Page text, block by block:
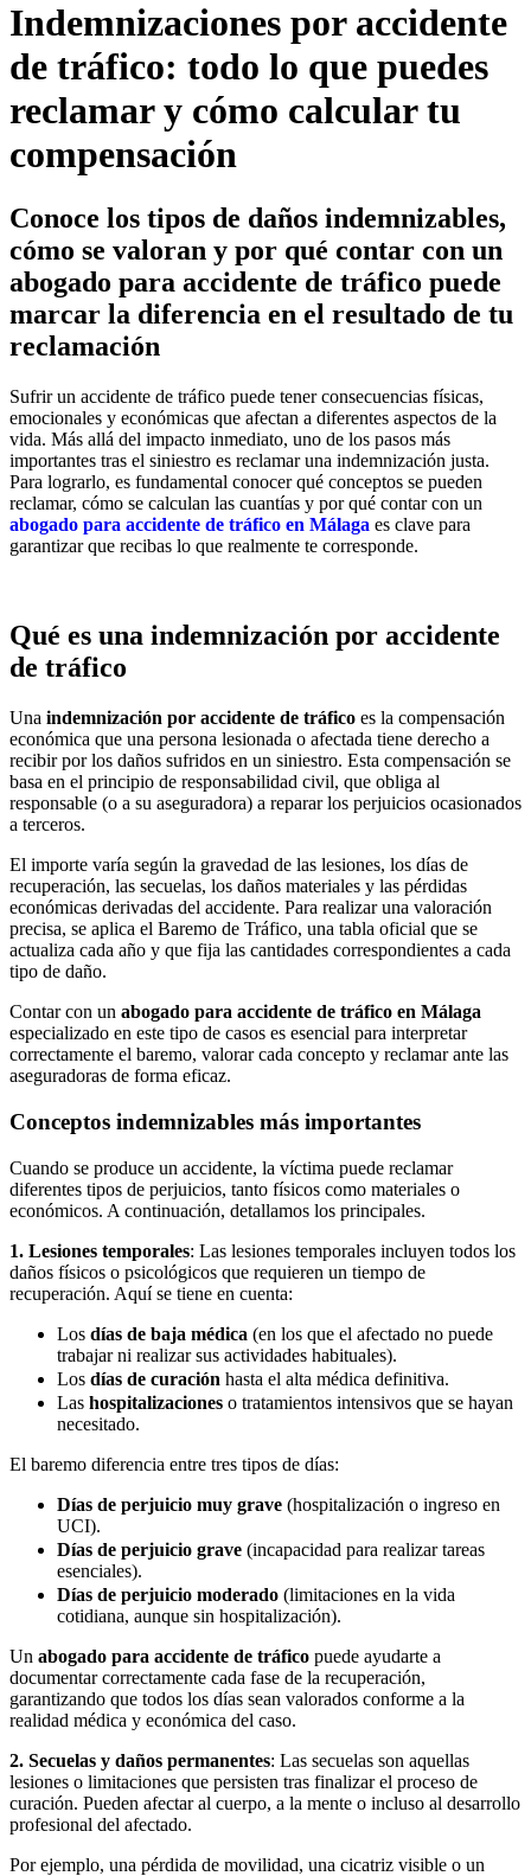
Indemnizaciones por accidente
de tráfico: todo lo que puedes
reclamar y cómo calcular tu
compensación
Conoce los tipos de daños indemnizables,
cómo se valoran y por qué contar con un
abogado para accidente de tráfico puede
marcar la diferencia en el resultado de tu
reclamación
Sufrir un accidente de tráfico puede tener consecuencias físicas,
emocionales y económicas que afectan a diferentes aspectos de la
vida. Más allá del impacto inmediato, uno de los pasos más
importantes tras el siniestro es reclamar una indemnización justa.
Para lograrlo, es fundamental conocer qué conceptos se pueden
reclamar, cómo se calculan las cuantías y por qué contar con un
abogado para accidente de tráfico en Málaga es clave para
garantizar que recibas lo que realmente te corresponde.
Qué es una indemnización por accidente
de tráfico
Una indemnización por accidente de tráfico es la compensación
económica que una persona lesionada o afectada tiene derecho a
recibir por los daños sufridos en un siniestro. Esta compensación se
basa en el principio de responsabilidad civil, que obliga al
responsable (o a su aseguradora) a reparar los perjuicios ocasionados
a terceros.
El importe varía según la gravedad de las lesiones, los días de
recuperación, las secuelas, los daños materiales y las pérdidas
económicas derivadas del accidente. Para realizar una valoración
precisa, se aplica el Baremo de Tráfico, una tabla oficial que se
actualiza cada año y que fija las cantidades correspondientes a cada
tipo de daño.
Contar con un abogado para accidente de tráfico en Málaga
especializado en este tipo de casos es esencial para interpretar
correctamente el baremo, valorar cada concepto y reclamar ante las
aseguradoras de forma eficaz.
Conceptos indemnizables más importantes
Cuando se produce un accidente, la víctima puede reclamar
diferentes tipos de perjuicios, tanto físicos como materiales o
económicos. A continuación, detallamos los principales.
1. Lesiones temporales: Las lesiones temporales incluyen todos los
daños físicos o psicológicos que requieren un tiempo de
recuperación. Aquí se tiene en cuenta:
Los días de baja médica (en los que el afectado no puede
trabajar ni realizar sus actividades habituales).
Los días de curación hasta el alta médica definitiva.
Las hospitalizaciones o tratamientos intensivos que se hayan
necesitado.
El baremo diferencia entre tres tipos de días:
Días de perjuicio muy grave (hospitalización o ingreso en
UCI).
Días de perjuicio grave (incapacidad para realizar tareas
esenciales).
Días de perjuicio moderado (limitaciones en la vida
cotidiana, aunque sin hospitalización).
Un abogado para accidente de tráfico puede ayudarte a
documentar correctamente cada fase de la recuperación,
garantizando que todos los días sean valorados conforme a la
realidad médica y económica del caso.
2. Secuelas y daños permanentes: Las secuelas son aquellas
lesiones o limitaciones que persisten tras finalizar el proceso de
curación. Pueden afectar al cuerpo, a la mente o incluso al desarrollo
profesional del afectado.
Por ejemplo, una pérdida de movilidad, una cicatriz visible o un